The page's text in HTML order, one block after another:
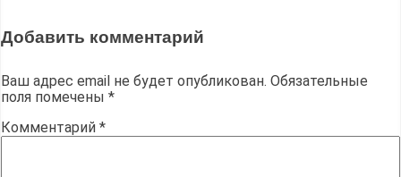
Добавить комментарий
Ваш адрес email не будет опубликован. Обязательные
поля помечены *
Комментарий *